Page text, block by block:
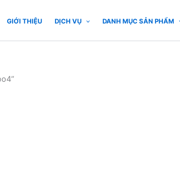
GIỚI THIỆU DỊCH VỤ DANH MỤC SẢN PHẨM